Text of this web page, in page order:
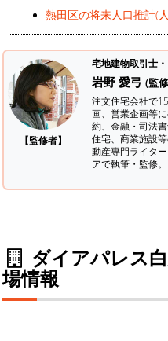
熱田区の将来人口推計(
【監修者】
宅地建物取引士
岩野 愛弓 (監
注文住宅会社で
画、営業企画等
約、金融・司法
住宅、商業施設
動産専門ライタ
アで執筆・監修。
ダイアパレス
場情報